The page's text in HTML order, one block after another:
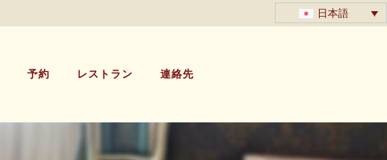
日本語
予約 レストラン 連絡先